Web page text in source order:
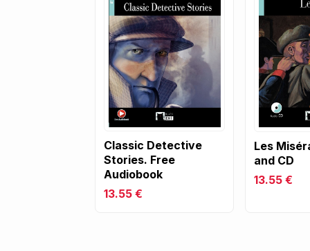
Classic Detective
Stories. Free
Audiobook
13.55 €
Les
and CD
13.55 €